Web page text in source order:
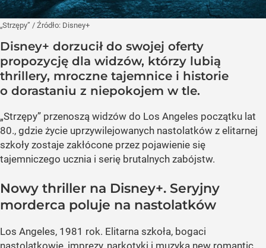
„Strzępy” / Źródło: Disney+
Disney+ dorzucił do swojej oferty
propozycję dla widzów, którzy lubią
thrillery, mroczne tajemnice i historie
o dorastaniu z niepokojem w tle.
„Strzępy” przenoszą widzów do Los Angeles początku lat
80., gdzie życie uprzywilejowanych nastolatków z elitarnej
szkoły zostaje zakłócone przez pojawienie się
tajemniczego ucznia i serię brutalnych zabójstw.
Nowy thriller na Disney+. Seryjny
morderca poluje na nastolatków
Los Angeles, 1981 rok. Elitarna szkoła, bogaci
nastolatkowie, imprezy, narkotyki i muzyka new romantic.